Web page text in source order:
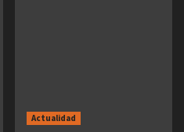
Actualidad